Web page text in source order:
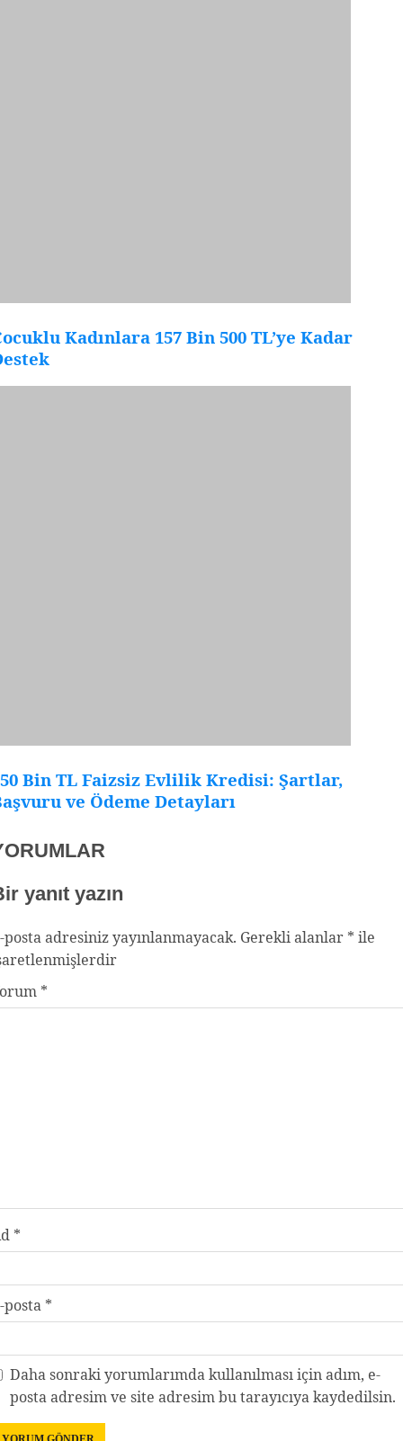
Kadınlara 157 Bin 500 TL’ye Kadar
Bin TL Faizsiz Evlilik Kredisi: Şartlar,
ve Ödeme Detayları
yanıt yazın
posta adresiniz yayınlanmayacak. Gerekli alanlar * ile
*
*
posta *
Daha sonraki yorumlarımda kullanılması için adım, e-
posta adresim ve site adresim bu tarayıcıya kaydedilsin.